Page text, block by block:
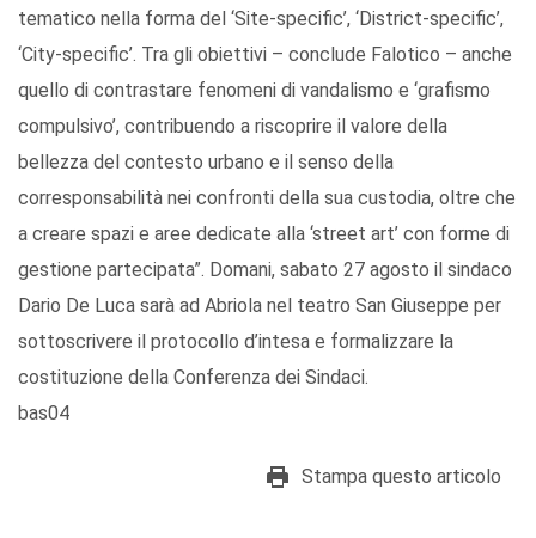
tematico nella forma del ‘Site-specific’, ‘District-specific’,
‘City-specific’. Tra gli obiettivi – conclude Falotico – anche
quello di contrastare fenomeni di vandalismo e ‘grafismo
compulsivo’, contribuendo a riscoprire il valore della
bellezza del contesto urbano e il senso della
corresponsabilità nei confronti della sua custodia, oltre che
a creare spazi e aree dedicate alla ‘street art’ con forme di
gestione partecipata”. Domani, sabato 27 agosto il sindaco
Dario De Luca sarà ad Abriola nel teatro San Giuseppe per
sottoscrivere il protocollo d’intesa e formalizzare la
costituzione della Conferenza dei Sindaci.
bas04
Stampa questo articolo